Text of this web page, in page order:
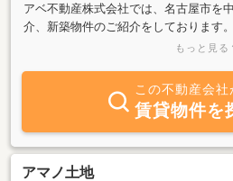
アベ不動産株式会社では、名古屋市を
介、新築物件のご紹介をしております
では、デザインを取り入れ住みやすく
てご希望の物件を確実に購入し、より
きるようサポートしております。 尚、
この物件でも迅速に査定、買取金額の
だけではなく、1件のお取引を親身に
がけております。どうぞお気軽にご相
もっと見る
この不動産会社
賃貸物件を
アマノ土地